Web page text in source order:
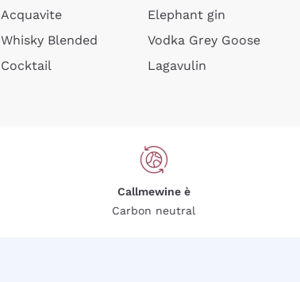
Acquavite
Whisky Blended
Cocktail
Elephant gin
Vodka Grey Goose
Lagavulin
Callmewine è
Carbon neutral